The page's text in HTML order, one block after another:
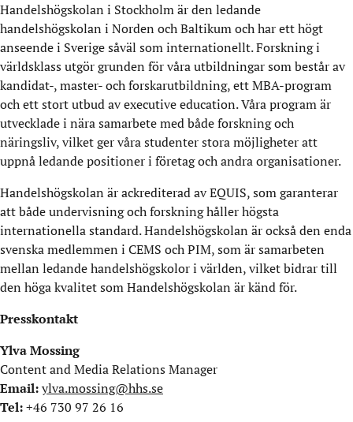
Handelshögskolan i Stockholm är den ledande
handelshögskolan i Norden och Baltikum och har ett högt
anseende i Sverige såväl som internationellt. Forskning i
världsklass utgör grunden för våra utbildningar som består av
kandidat-, master- och forskarutbildning, ett MBA-program
och ett stort utbud av executive education. Våra program är
utvecklade i nära samarbete med både forskning och
näringsliv, vilket ger våra studenter stora möjligheter att
uppnå ledande positioner i företag och andra organisationer.
Handelshögskolan är ackrediterad av EQUIS, som garanterar
att både undervisning och forskning håller högsta
internationella standard. Handelshögskolan är också den enda
svenska medlemmen i CEMS och PIM, som är samarbeten
mellan ledande handelshögskolor i världen, vilket bidrar till
den höga kvalitet som Handelshögskolan är känd för.
Presskontakt
Ylva Mossing
Content and Media Relations Manager
Email:ylva.mossing@hhs.se
Tel:+46 730 97 26 16